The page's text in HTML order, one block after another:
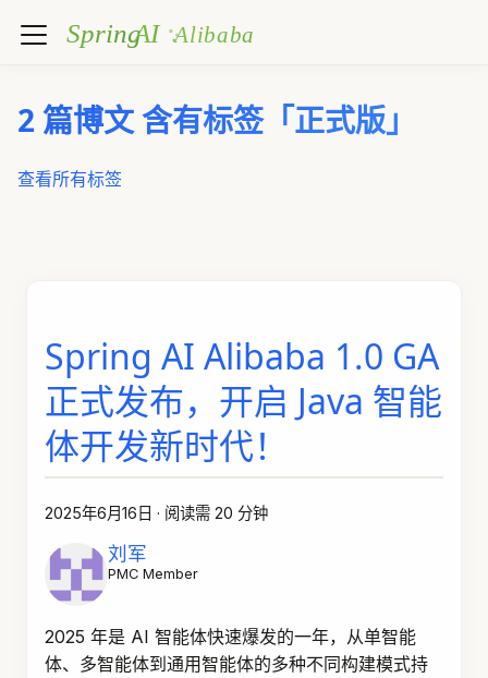
2 篇博文 含有标签「正式版」
查看所有标签
Spring AI Alibaba 1.0 GA
正式发布，开启 Java 智能
体开发新时代！
2025年6月16日 · 阅读需 20 分钟
刘军
PMC Member
2025 年是 AI 智能体快速爆发的一年，从单智能
体、多智能体到通用智能体的多种不同构建模式持